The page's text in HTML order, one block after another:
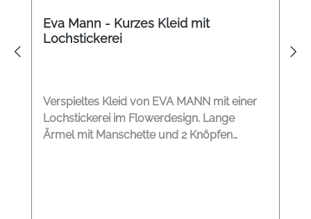
Eva Mann - Kurzes Kleid mit
Lochstickerei
Verspieltes Kleid von EVA MANN mit einer
Lochstickerei im Flowerdesign. Lange
Ärmel mit Manschette und 2 Knöpfen